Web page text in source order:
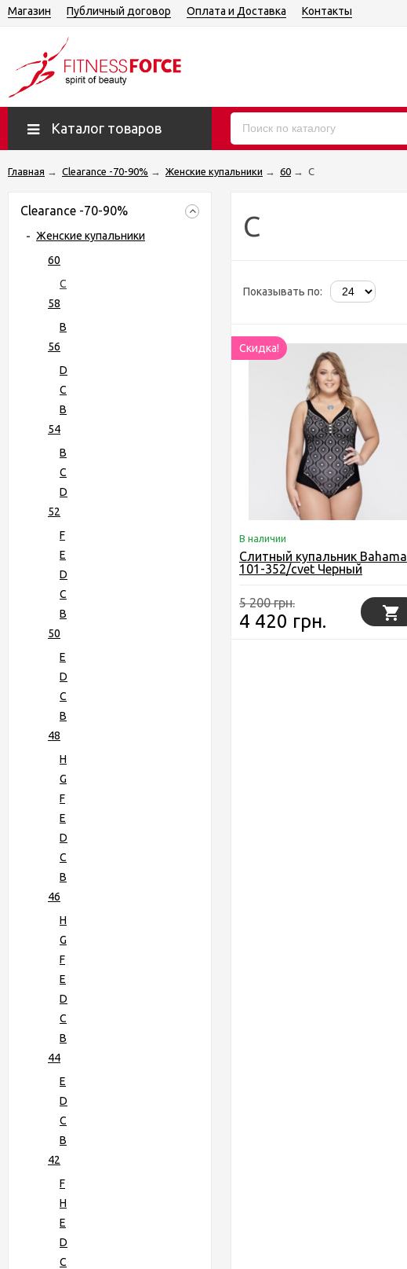
Магазин Публичный договор Оплата и Доставка Контакты
Каталог товаров
Главная → Clearance -70-90% → Женские купальники → 60 → C
Clearance -70-90%
Женские купальники
60
C
58
B
56
D
C
B
54
B
С
D
52
F
E
D
C
B
50
E
D
C
B
48
H
G
F
E
D
C
B
46
H
G
F
E
D
C
B
44
E
D
C
B
42
F
H
E
D
C
C
Показывать по:
Скидка!
В наличии
Слитный купальник Bahama
101-352/cvet Черный
5 200 грн.
4 420 грн.